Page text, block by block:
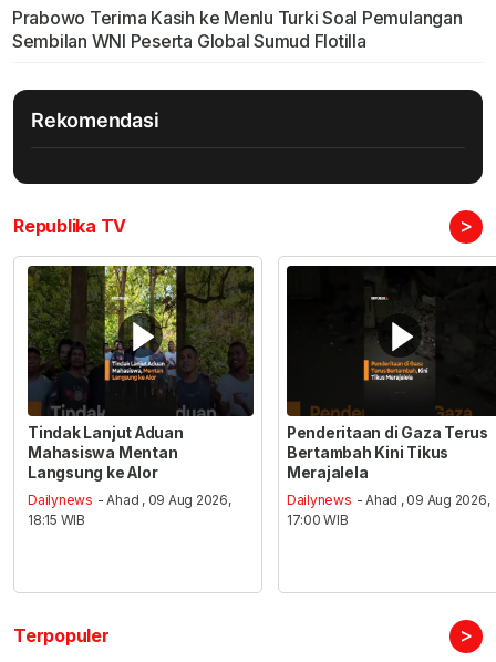
Prabowo Terima Kasih ke Menlu Turki Soal Pemulangan
Sembilan WNI Peserta Global Sumud Flotilla
Rekomendasi
Republika TV >
Tindak Lanjut Aduan
Mahasiswa Mentan
Langsung ke Alor
Dailynews - Ahad , 09 Aug 2026,
18:15 WIB
Penderitaan di Gaza Terus
Bertambah Kini Tikus
Merajalela
Dailynews - Ahad , 09 Aug 2026,
17:00 WIB
Terpopuler >